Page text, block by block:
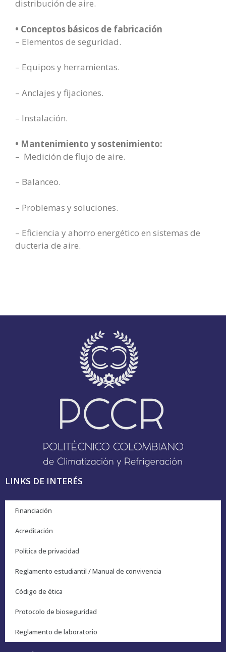
distribución de aire.
• Conceptos básicos de fabricación
– Elementos de seguridad.
– Equipos y herramientas.
– Anclajes y fijaciones.
– Instalación.
• Mantenimiento y sostenimiento:
– Medición de flujo de aire.
– Balanceo.
– Problemas y soluciones.
– Eficiencia y ahorro energético en sistemas de
ducteria de aire.
LINKS DE INTERÉS
Financiación
Acreditación
Política de privacidad
Reglamento estudiantil / Manual de convivencia
Código de ética
Protocolo de bioseguridad
Reglamento de laboratorio